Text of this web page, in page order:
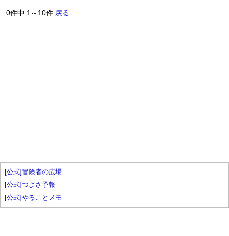
0件中 1～10件 戻る
[公式]冒険者の広場
[公式]つよさ予報
[公式]やることメモ